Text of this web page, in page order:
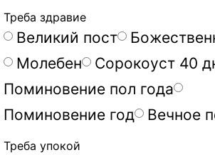
Треба здравие
Великий пост
Молебен
Сорокоуст 40
Поминовение пол года
Поминовение год
Вечное
Треба упокой